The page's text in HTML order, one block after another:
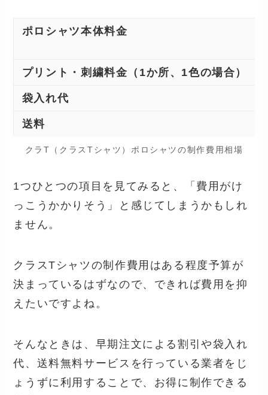
ポロシャツ本体料金
プリント・刺繍料金（1か所、1色の場合）
袋入れ代
送料
クラT（クラスTシャツ）ポロシャツの制作費用相場
1つひとつの項目を見てみると、「費用がけ
っこうかかりそう」と感じてしまうかもしれ
ません。
クラスTシャツの制作費用はある程度予算が
決まっているはずなので、できれば費用を抑
えたいですよね。
そんなときは、早期注文による割引や袋入れ
代、送料無料サービスを行っている業者をじ
ょうずに利用することで、お得に制作できる